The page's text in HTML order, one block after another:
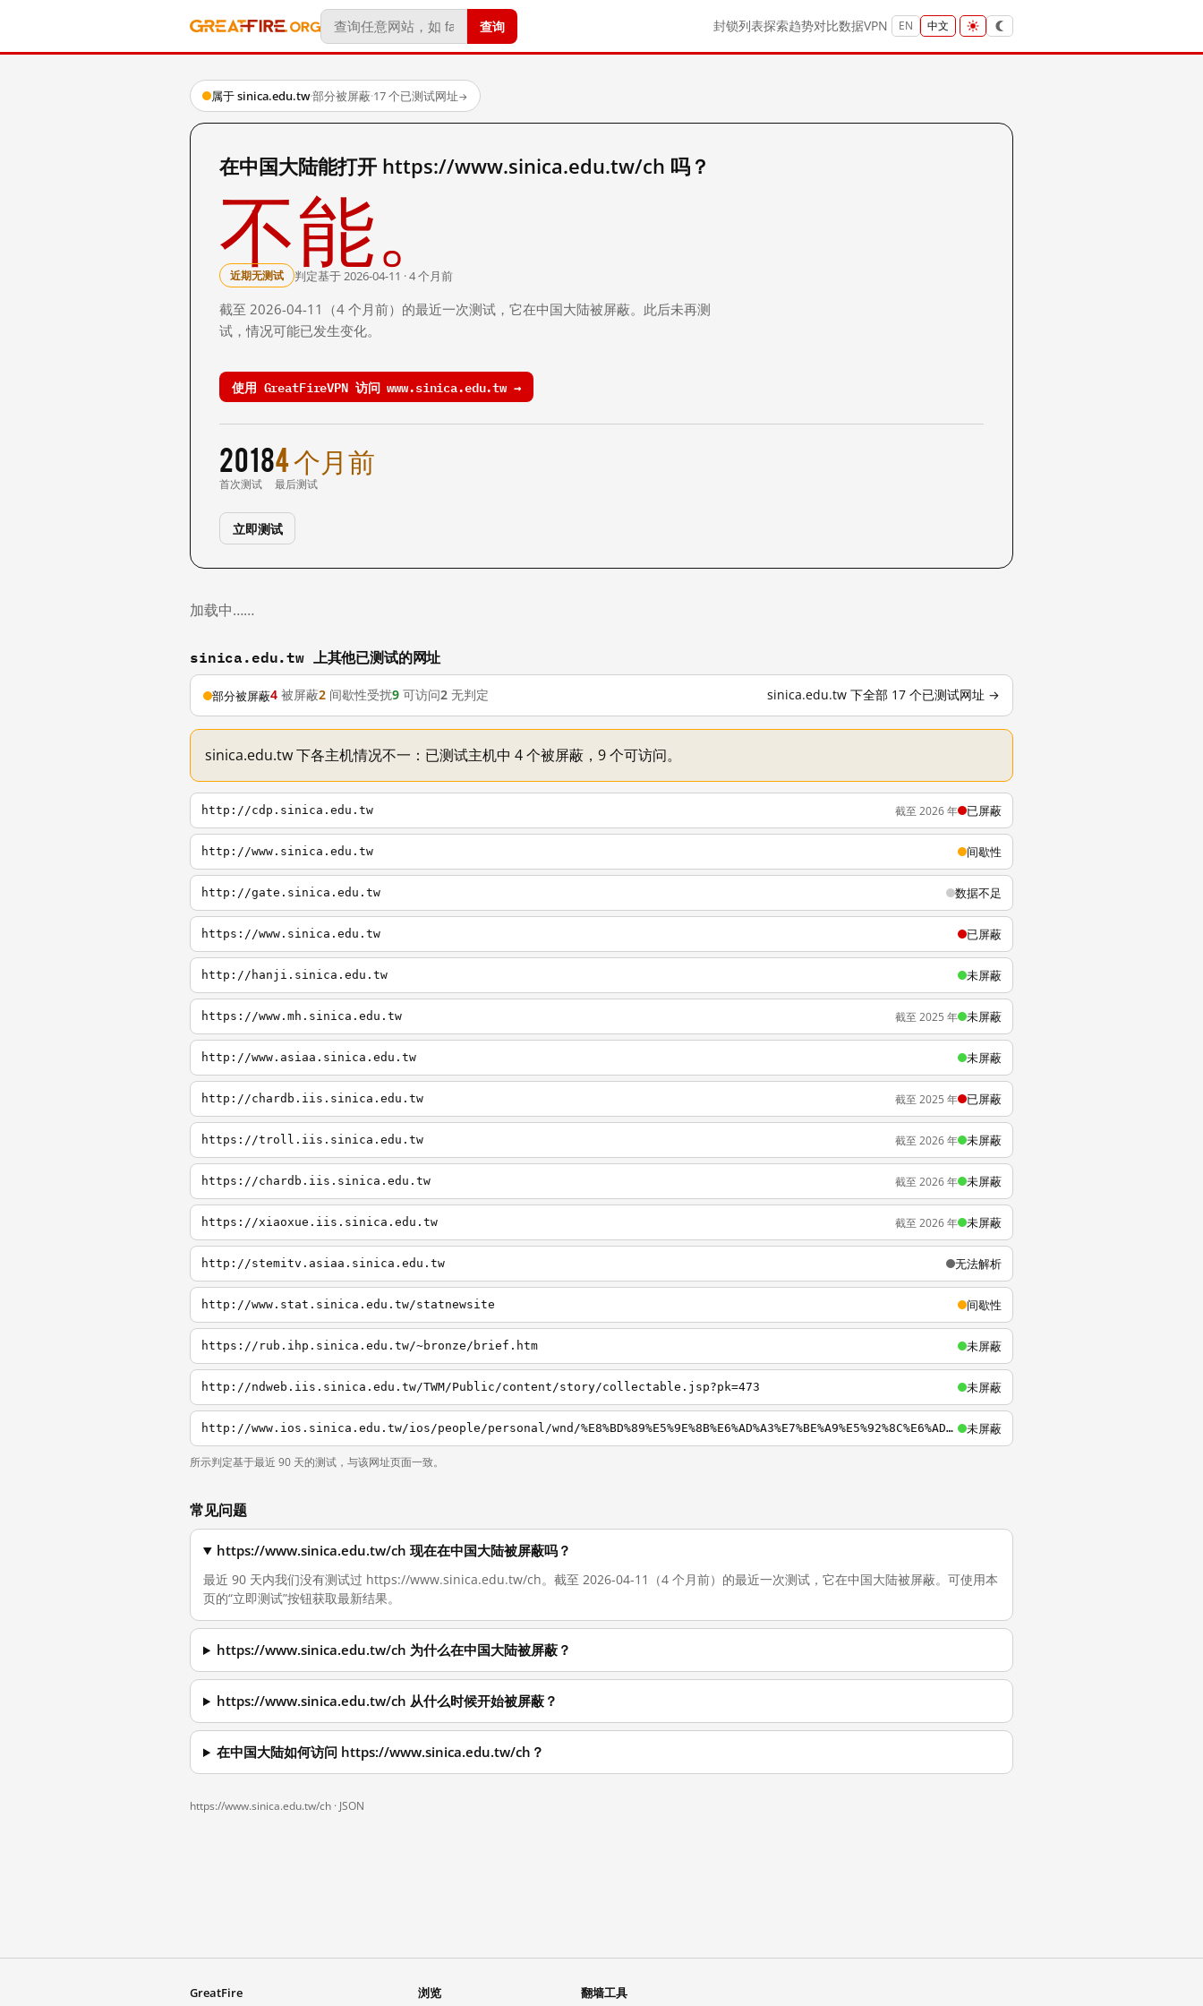
查询 封锁列表探索趋势对比数据VPN EN 中文
属于 sinica.edu.tw·部分被屏蔽·17 个已测试网址→
在中国大陆能打开 https://www.sinica.edu.tw/ch 吗？
不能。
近期无测试 判定基于 2026-04-11 · 4 个月前
截至 2026-04-11（4 个月前）的最近一次测试，它在中国大陆被屏蔽。此后未再测
试，情况可能已发生变化。
使用 GreatFireVPN 访问 www.sinica.edu.tw →
2018
首次测试
4 个月前
最后测试
立即测试
加载中……
sinica.edu.tw 上其他已测试的网址
部分被屏蔽4 被屏蔽2 间歇性受扰9 可访问2 无判定 sinica.edu.tw 下全部 17 个已测试网址 →
sinica.edu.tw 下各主机情况不一：已测试主机中 4 个被屏蔽，9 个可访问。
http://cdp.sinica.edu.tw 截至 2026 年 已屏蔽
http://www.sinica.edu.tw 间歇性
http://gate.sinica.edu.tw 数据不足
https://www.sinica.edu.tw 已屏蔽
http://hanji.sinica.edu.tw 未屏蔽
https://www.mh.sinica.edu.tw 截至 2025 年 未屏蔽
http://www.asiaa.sinica.edu.tw 未屏蔽
http://chardb.iis.sinica.edu.tw 截至 2025 年 已屏蔽
https://troll.iis.sinica.edu.tw 截至 2026 年 未屏蔽
https://chardb.iis.sinica.edu.tw 截至 2026 年 未屏蔽
https://xiaoxue.iis.sinica.edu.tw 截至 2026 年 未屏蔽
http://stemitv.asiaa.sinica.edu.tw 无法解析
http://www.stat.sinica.edu.tw/statnewsite 间歇性
https://rub.ihp.sinica.edu.tw/~bronze/brief.htm 未屏蔽
http://ndweb.iis.sinica.edu.tw/TWM/Public/content/story/collectable.jsp?pk=473 未屏蔽
http://www.ios.sinica.edu.tw/ios/people/personal/wnd/%E8%BD%89%E5%9E%8B%E6%AD%A3%E7%BE%A9%E5%92%8C%E6%AD%B7%E5%8F%B2%E8%A8%98%E6%86%B6.pdf 未屏蔽
所示判定基于最近 90 天的测试，与该网址页面一致。
常见问题
https://www.sinica.edu.tw/ch 现在在中国大陆被屏蔽吗？
最近 90 天内我们没有测试过 https://www.sinica.edu.tw/ch。截至 2026-04-11（4 个月前）的最近一次测试，它在中国大陆被屏蔽。可使用本
页的“立即测试”按钮获取最新结果。
https://www.sinica.edu.tw/ch 为什么在中国大陆被屏蔽？
https://www.sinica.edu.tw/ch 从什么时候开始被屏蔽？
在中国大陆如何访问 https://www.sinica.edu.tw/ch？
https://www.sinica.edu.tw/ch · JSON
GreatFire 浏览 翻墙工具